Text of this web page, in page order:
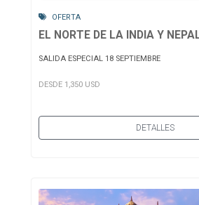
OFERTA
EL NORTE DE LA INDIA Y
SALIDA ESPECIAL 18 SEPTIEMBRE
DESDE 1,350 USD
DETALLES